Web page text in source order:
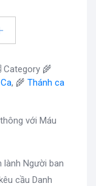
Category 🌾
, 🌾 Thánh ca
với Máu
lành Người ban
cầu Danh